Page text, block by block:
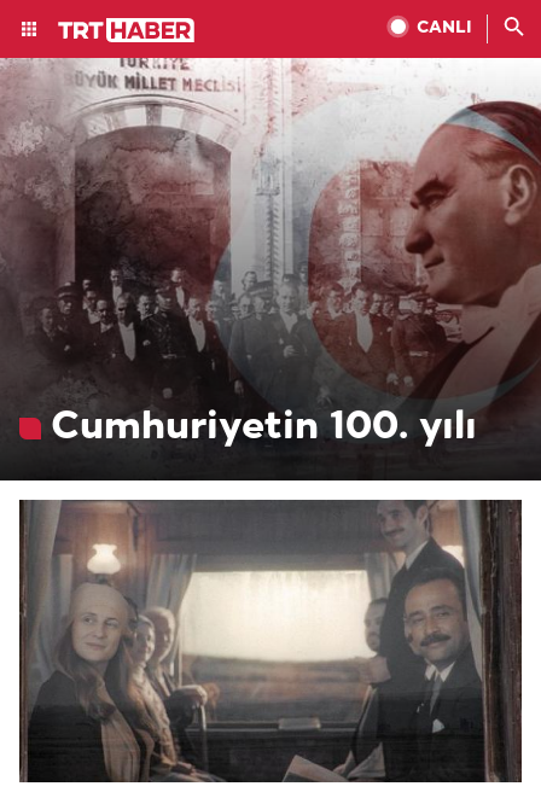
CANLI
Cumhuriyetin 100. yılı